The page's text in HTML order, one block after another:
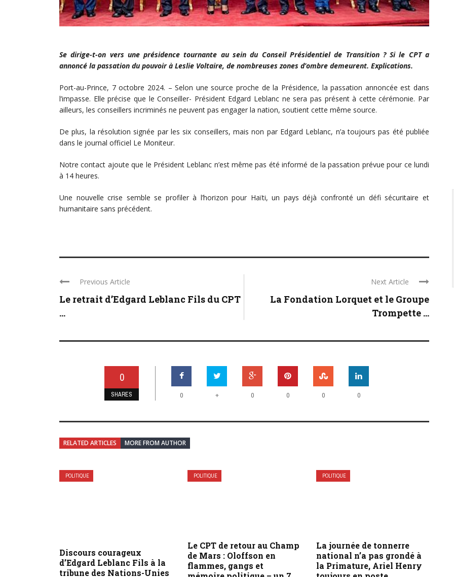
Se dirige-t-on vers une présidence tournante au sein du Conseil Présidentiel de Transition ? Si le CPT a
annoncé la passation du pouvoir à Leslie Voltaire, de nombreuses zones d’ombre demeurent. Explications.
Port-au-Prince, 7 octobre 2024. – Selon une source proche de la Présidence, la passation annoncée est dans
l’impasse. Elle précise que le Conseiller- Président Edgard Leblanc ne sera pas présent à cette cérémonie. Par
ailleurs, les conseillers incriminés ne peuvent pas engager la nation, soutient cette même source.
De plus, la résolution signée par les six conseillers, mais non par Edgard Leblanc, n’a toujours pas été publiée
dans le journal officiel Le Moniteur.
Notre contact ajoute que le Président Leblanc n’est même pas été informé de la passation prévue pour ce lundi
à 14 heures.
Une nouvelle crise semble se profiler à l’horizon pour Haïti, un pays déjà confronté un défi sécuritaire et
humanitaire sans précédent.
Previous Article
Le retrait d’Edgard Leblanc Fils du CPT
...
Next Article
La Fondation Lorquet et le Groupe
Trompette ...
0
SHARES 0 + 0 0 0 0
RELATED ARTICLES MORE FROM AUTHOR
POLITIQUE
Discours courageux
d’Edgard Leblanc Fils à la
tribune des Nations-Unies
POLITIQUE
Le CPT de retour au Champ
de Mars : Oloffson en
flammes, gangs et
POLITIQUE
La journée de tonnerre
national n’a pas grondé à
la Primature, Ariel Henry